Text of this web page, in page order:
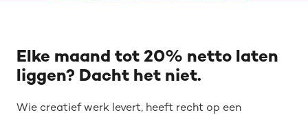
Elke maand tot 20% netto laten
liggen? Dacht het niet.
Wie creatief werk levert, heeft recht op een